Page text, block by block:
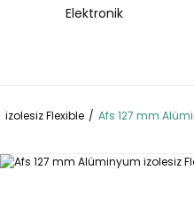
Elektronik
izolesiz Flexible Afs 127 mm